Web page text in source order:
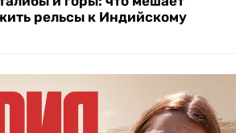
рельсы к Индийскому